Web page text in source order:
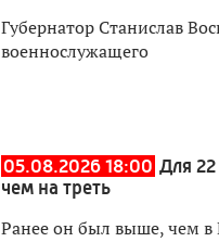
Губернатор Станислав
военнослужащего
05.08.2026 18:00 Для
чем на треть
Ранее он был выше, чем в